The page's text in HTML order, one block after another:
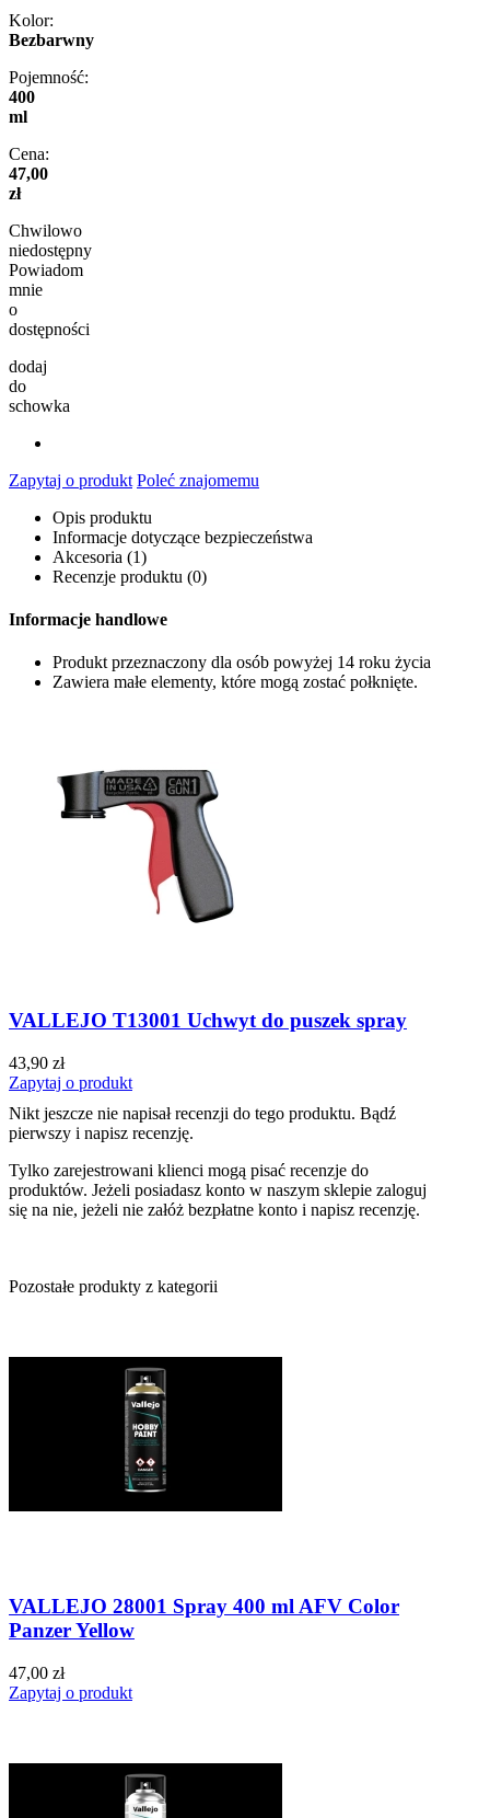
Kolor:
Bezbarwny
Pojemność:
400
ml
Cena:
47,00
zł
Chwilowo
niedostępny
Powiadom
mnie
o
dostępności
dodaj
do
schowka
Zapytaj o produkt Poleć znajomemu
Opis produktu
Informacje dotyczące bezpieczeństwa
Akcesoria (1)
Recenzje produktu (0)
Informacje handlowe
Produkt przeznaczony dla osób powyżej 14 roku życia
Zawiera małe elementy, które mogą zostać połknięte.
VALLEJO T13001 Uchwyt do puszek spray
43,90 zł
Zapytaj o produkt
Nikt jeszcze nie napisał recenzji do tego produktu. Bądź
pierwszy i napisz recenzję.
Tylko zarejestrowani klienci mogą pisać recenzje do
produktów. Jeżeli posiadasz konto w naszym sklepie zaloguj
się na nie, jeżeli nie załóż bezpłatne konto i napisz recenzję.
Pozostałe produkty z kategorii
VALLEJO 28001 Spray 400 ml AFV Color
Panzer Yellow
47,00 zł
Zapytaj o produkt